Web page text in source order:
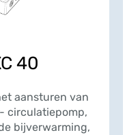
40
aansturen van
circulatiepomp,
bijverwarming,